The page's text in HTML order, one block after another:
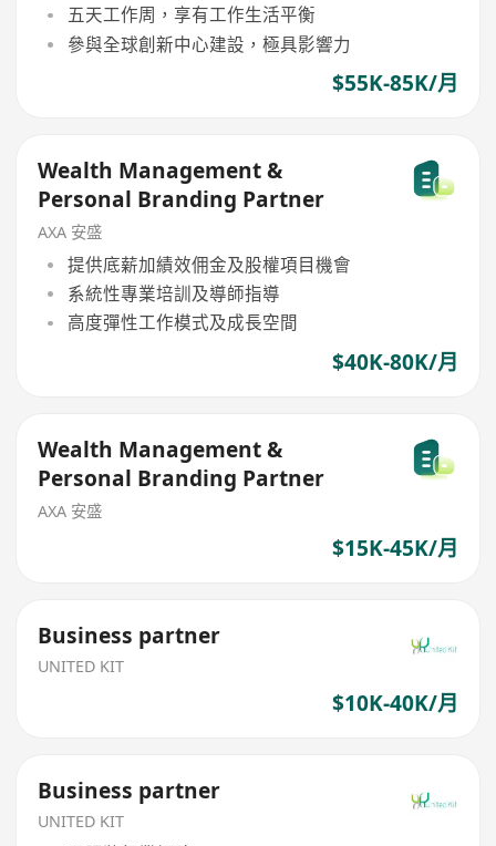
五天工作周，享有工作生活平衡
參與全球創新中心建設，極具影響力
$55K-85K/月
Wealth Management &
Personal Branding Partner
AXA 安盛
提供底薪加績效佣金及股權項目機會
系統性專業培訓及導師指導
高度彈性工作模式及成長空間
$40K-80K/月
Wealth Management &
Personal Branding Partner
AXA 安盛
$15K-45K/月
Business partner
UNITED KIT
$10K-40K/月
Business partner
UNITED KIT